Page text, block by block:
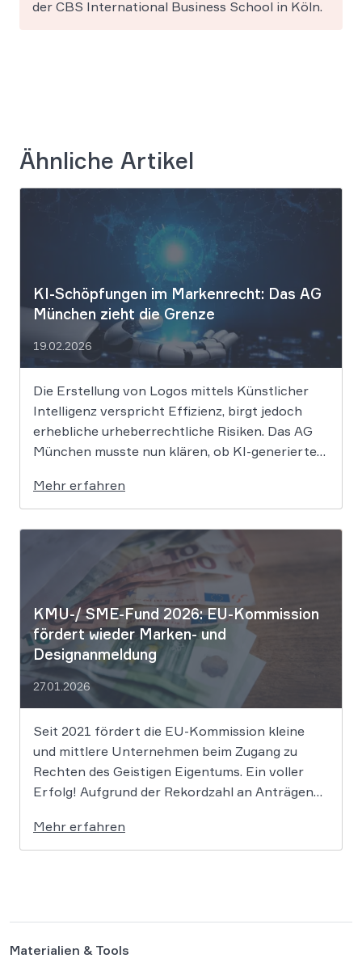
der CBS International Business School in Köln.
Ähnliche Artikel
KI-Schöpfungen im Markenrecht: Das AG
München zieht die Grenze
19.02.2026
Die Erstellung von Logos mittels Künstlicher
Intelligenz verspricht Effizienz, birgt jedoch
erhebliche urheberrechtliche Risiken. Das AG
München musste nun klären, ob KI-generierte
erreichen, um rechtlichen Schutz gegen
Nachahmung zu genießen. Die Entscheidung
verdeutlicht, dass der bloße Einsatz von
Algorithmen ohne menschliche Prägung den
Schutzraum des […]
Mehr erfahren
KMU-/ SME-Fund 2026: EU-Kommission
fördert wieder Marken- und
Designanmeldung
27.01.2026
Seit 2021 fördert die EU-Kommission kleine
und mittlere Unternehmen beim Zugang zu
Rechten des Geistigen Eigentums. Ein voller
Erfolg! Aufgrund der Rekordzahl an Anträgen
Business“ wurden die zugewiesenen Mittel in
den letzten Jahren immer rasant aufgebraucht.
Mehr erfahren
Materialien & Tools